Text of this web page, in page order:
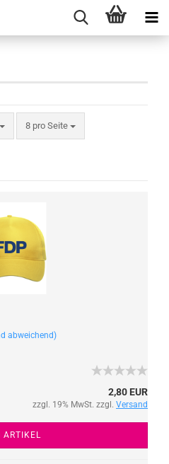
8 pro Seite
abweichend)
2,80 EUR
zzgl. 19% MwSt. zzgl. Versand
ARTIKEL